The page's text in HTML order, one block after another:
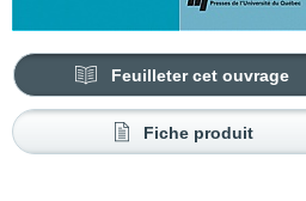
Feuilleter cet ouvrage
Fiche produit